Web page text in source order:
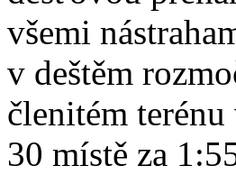
všemi
v deštěm
členitém
30 místě za